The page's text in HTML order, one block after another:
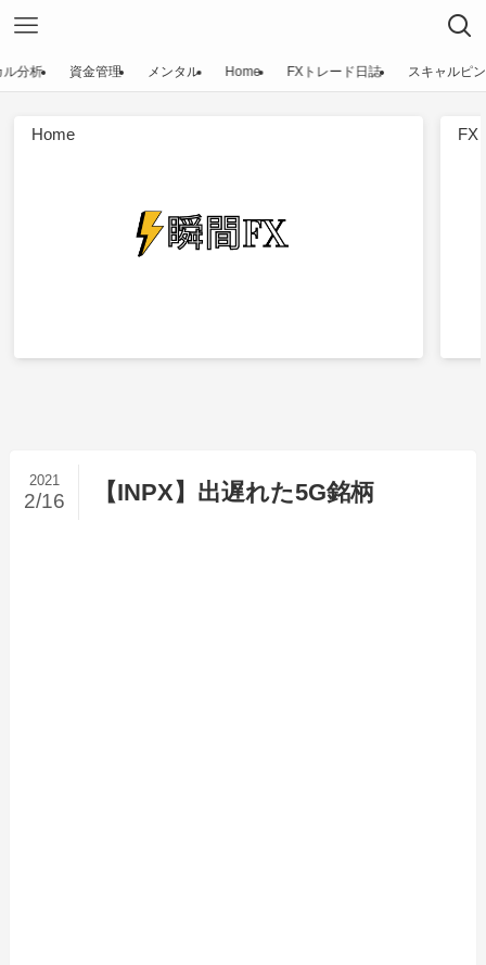
ル分析 資金管理 メンタル Home FXトレード日誌 スキャルピ
Home FX
【INPX】出遅れた5G銘柄
2021
2/16